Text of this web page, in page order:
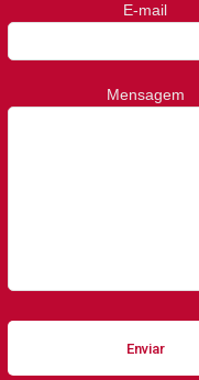
E-mail
Mensagem